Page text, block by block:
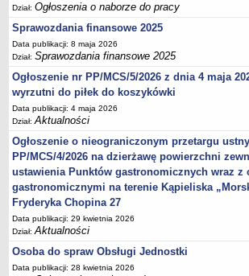
Sprawozdania finansowe 2024
Sprawozdania finansowe 2025
Dział:Ogłoszenia o naborze do pracy
Sprawozdania finansowe 2025
Data publikacji: 8 maja 2026
Dział:Sprawozdania finansowe 2025
Ogłoszenie nr PP/MCS/5/2026 z dnia 4 maja
wyrzutni do piłek do koszykówki
Data publikacji: 4 maja 2026
Dział:Aktualności
Ogłoszenie o nieograniczonym przetargu
PP/MCS/4/2026 na dzierżawę powierzchni
ustawienia Punktów gastronomicznych wraz z
gastronomicznymi na terenie Kąpieliska
Fryderyka Chopina 27
Data publikacji: 29 kwietnia 2026
Dział:Aktualności
Osoba do spraw Obsługi Jednostki
Data publikacji: 28 kwietnia 2026